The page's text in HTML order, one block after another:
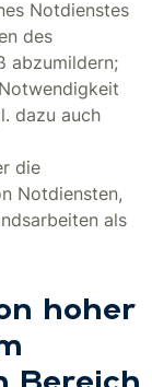
Notdienstes
des
abzumildern;
dazu auch
die
Notdiensten,
als
hoher